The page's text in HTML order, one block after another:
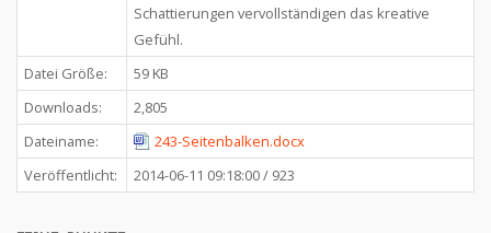
Schattierungen vervollständigen das kreative
Gefühl.
Datei Größe:
59 KB
Downloads:
2,805
Dateiname:
243-Seitenbalken.docx
Veröffentlicht:
2014-06-11 09:18:00 / 923